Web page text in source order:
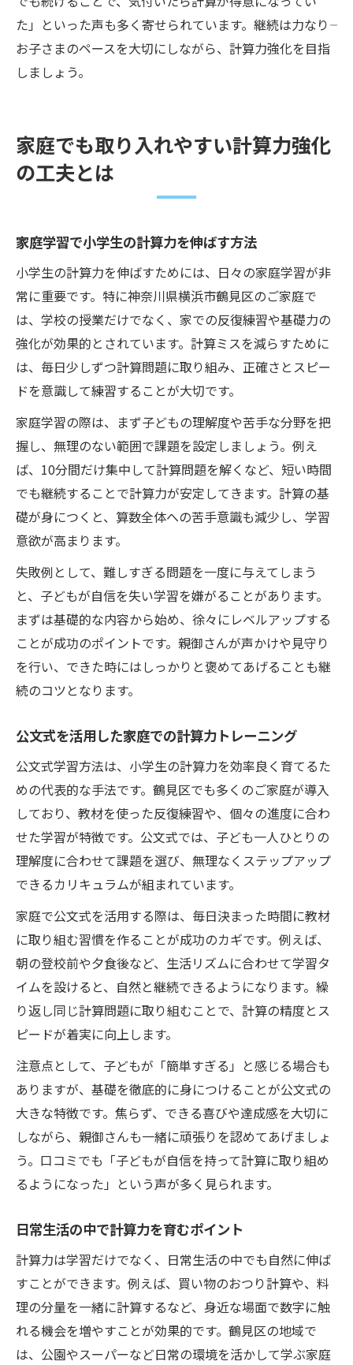
た」といった声も多く寄せられています。継続は力なり――
お子さまのペースを大切にしながら、計算力強化を目指
しましょう。
家庭でも取り入れやすい計算力強化
の工夫とは
家庭学習で小学生の計算力を伸ばす方法
小学生の計算力を伸ばすためには、日々の家庭学習が非
常に重要です。特に神奈川県横浜市鶴見区のご家庭で
は、学校の授業だけでなく、家での反復練習や基礎力の
強化が効果的とされています。計算ミスを減らすために
は、毎日少しずつ計算問題に取り組み、正確さとスピー
ドを意識して練習することが大切です。
家庭学習の際は、まず子どもの理解度や苦手な分野を把
握し、無理のない範囲で課題を設定しましょう。例え
ば、10分間だけ集中して計算問題を解くなど、短い時間
でも継続することで計算力が安定してきます。計算の基
礎が身につくと、算数全体への苦手意識も減少し、学習
意欲が高まります。
失敗例として、難しすぎる問題を一度に与えてしまう
と、子どもが自信を失い学習を嫌がることがあります。
まずは基礎的な内容から始め、徐々にレベルアップする
ことが成功のポイントです。親御さんが声かけや見守り
を行い、できた時にはしっかりと褒めてあげることも継
続のコツとなります。
公文式を活用した家庭での計算力トレーニング
公文式学習方法は、小学生の計算力を効率良く育てるた
めの代表的な手法です。鶴見区でも多くのご家庭が導入
しており、教材を使った反復練習や、個々の進度に合わ
せた学習が特徴です。公文式では、子ども一人ひとりの
理解度に合わせて課題を選び、無理なくステップアップ
できるカリキュラムが組まれています。
家庭で公文式を活用する際は、毎日決まった時間に教材
に取り組む習慣を作ることが成功のカギです。例えば、
朝の登校前や夕食後など、生活リズムに合わせて学習タ
イムを設けると、自然と継続できるようになります。繰
り返し同じ計算問題に取り組むことで、計算の精度とス
ピードが着実に向上します。
注意点として、子どもが「簡単すぎる」と感じる場合も
ありますが、基礎を徹底的に身につけることが公文式の
大きな特徴です。焦らず、できる喜びや達成感を大切に
しながら、親御さんも一緒に頑張りを認めてあげましょ
う。口コミでも「子どもが自信を持って計算に取り組め
るようになった」という声が多く見られます。
日常生活の中で計算力を育むポイント
計算力は学習だけでなく、日常生活の中でも自然に伸ば
すことができます。例えば、買い物のおつり計算や、料
理の分量を一緒に計算するなど、身近な場面で数字に触
れる機会を増やすことが効果的です。鶴見区の地域で
は、公園やスーパーなど日常の環境を活かして学ぶ家庭